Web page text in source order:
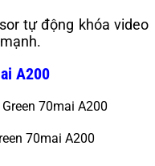
tự động khóa video
A200
70mai A200